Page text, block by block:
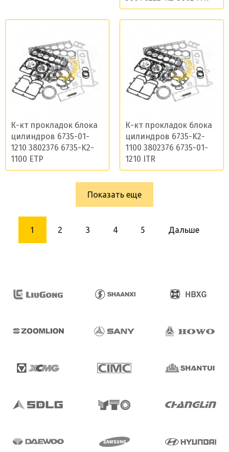
К-кт прокладок блока
цилиндров 6735-01-
1210 3802376 6735-K2-
1100 ETP
К-кт прокладок блока
цилиндров 6735-K2-
1100 3802376 6735-01-
1210 ITR
Показать еще
1 2 3 4 5 Дальше